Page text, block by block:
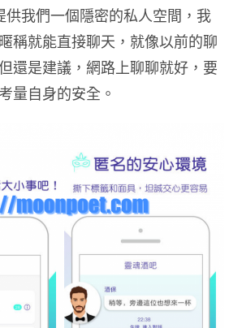
供我們一個隱密的私人空間，我
稱就能直接聊天，就像以前的聊
還是建議，網路上聊聊就好，要
量自身的安全。